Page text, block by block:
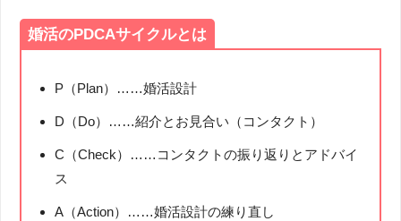
婚活のPDCAサイクルとは
P（Plan）……婚活設計
D（Do）……紹介とお見合い（コンタクト）
C（Check）……コンタクトの振り返りとアドバイ
ス
A（Action）……婚活設計の練り直し